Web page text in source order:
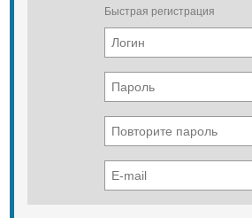
Быстрая регистрация